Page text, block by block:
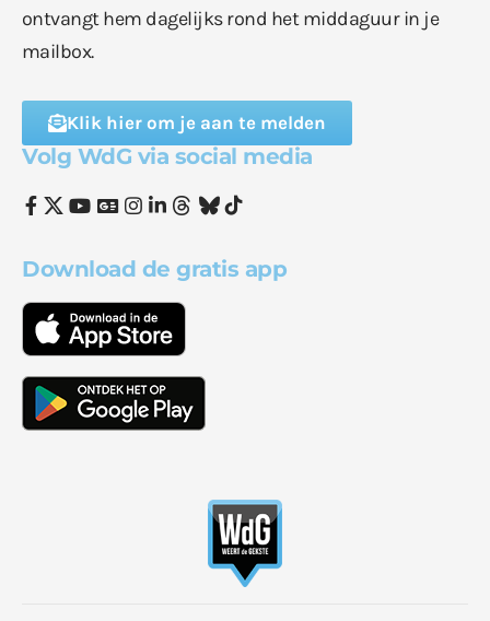
ontvangt hem dagelijks rond het middaguur in je
mailbox.
Klik hier om je aan te melden
Volg WdG via social media
Download de gratis app